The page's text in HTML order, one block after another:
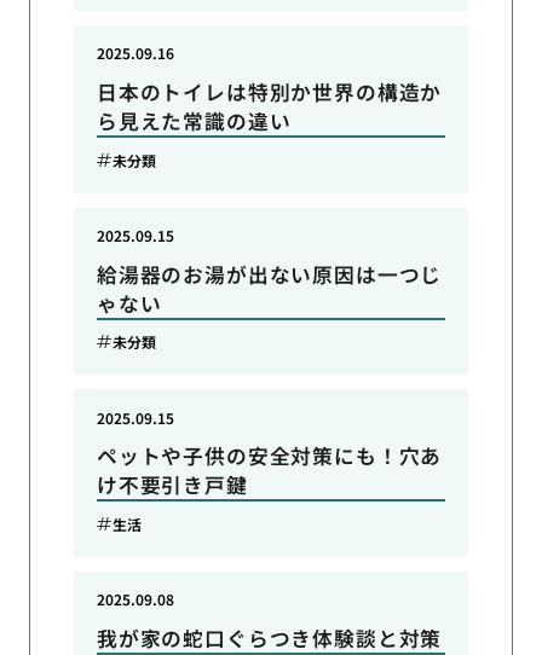
日本のトイレは特別か世界の構造か
ら見えた常識の違い
2025.09.16
未分類
給湯器のお湯が出ない原因は一つじ
ゃない
2025.09.15
未分類
ペットや子供の安全対策にも！穴あ
け不要引き戸鍵
2025.09.15
生活
我が家の蛇口ぐらつき体験談と対策
2025.09.08